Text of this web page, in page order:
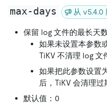
max-days 从 v5.4.0
保留 log 文件的最长天数
如果未设置本参数
TiKV 不清理 log 文
如果把此参数设置
后，TiKV 会清理过
默认值：0